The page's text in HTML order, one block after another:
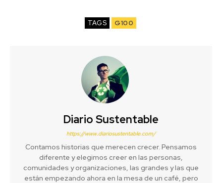
TAGS G100
Diario Sustentable
https://www.diariosustentable.com/
Contamos historias que merecen crecer. Pensamos
diferente y elegimos creer en las personas,
comunidades y organizaciones, las grandes y las que
están empezando ahora en la mesa de un café, pero